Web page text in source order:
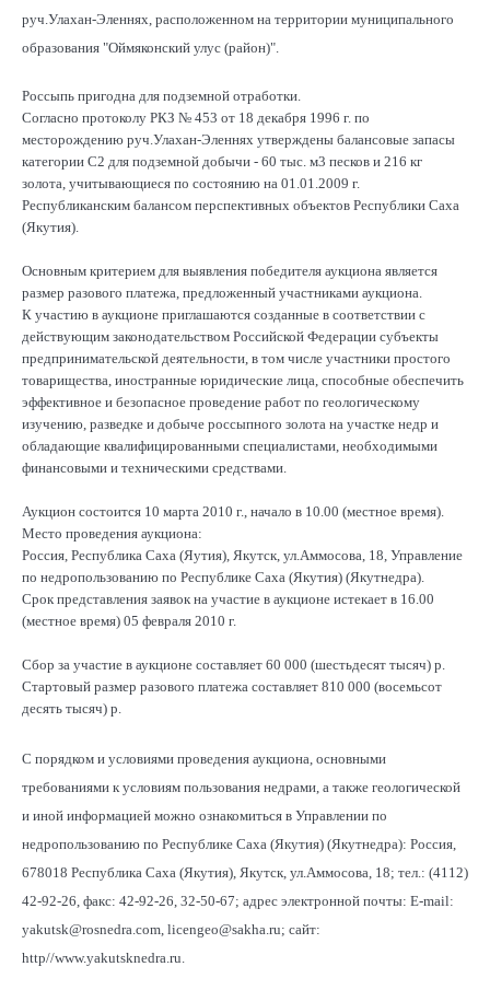
руч.Улахан-Эленнях, расположенном на территории муниципального
образования "Оймяконский улус (район)".
Россыпь пригодна для подземной отработки.
Согласно протоколу РКЗ № 453 от 18 декабря 1996 г. по
месторождению руч.Улахан-Эленнях утверждены балансовые запасы
категории С2 для подземной добычи - 60 тыс. м3 песков и 216 кг
золота, учитывающиеся по состоянию на 01.01.2009 г.
Республиканским балансом перспективных объектов Республики Саха
(Якутия).
Основным критерием для выявления победителя аукциона является
размер разового платежа, предложенный участниками аукциона.
К участию в аукционе приглашаются созданные в соответствии с
действующим законодательством Российской Федерации субъекты
предпринимательской деятельности, в том числе участники простого
товарищества, иностранные юридические лица, способные обеспечить
эффективное и безопасное проведение работ по геологическому
изучению, разведке и добыче россыпного золота на участке недр и
обладающие квалифицированными специалистами, необходимыми
финансовыми и техническими средствами.
Аукцион состоится 10 марта 2010 г., начало в 10.00 (местное время).
Место проведения аукциона:
Россия, Республика Саха (Яутия), Якутск, ул.Аммосова, 18, Управление
по недропользованию по Республике Саха (Якутия) (Якутнедра).
Срок представления заявок на участие в аукционе истекает в 16.00
(местное время) 05 февраля 2010 г.
Сбор за участие в аукционе составляет 60 000 (шестьдесят тысяч) р.
Стартовый размер разового платежа составляет 810 000 (восемьсот
десять тысяч) р.
С порядком и условиями проведения аукциона, основными
требованиями к условиям пользования недрами, а также геологической
и иной информацией можно ознакомиться в Управлении по
недропользованию по Республике Саха (Якутия) (Якутнедра): Россия,
678018 Республика Саха (Якутия), Якутск, ул.Аммосова, 18; тел.: (4112)
42-92-26, факс: 42-92-26, 32-50-67; адрес электронной почты: Е-mail:
yakutsk@rosnedra.com, licengeo@sakha.ru; сайт:
http//www.yakutsknedra.ru.